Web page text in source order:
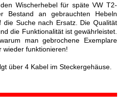
Wischerhebel für späte VW T2-
Bestand an gebrauchten Hebeln
Suche nach Ersatz. Die Qualität
die Funktionalität ist gewährleistet.
man gebrochene Exemplare
wieder funktionieren!
über 4 Kabel im Steckergehäuse.